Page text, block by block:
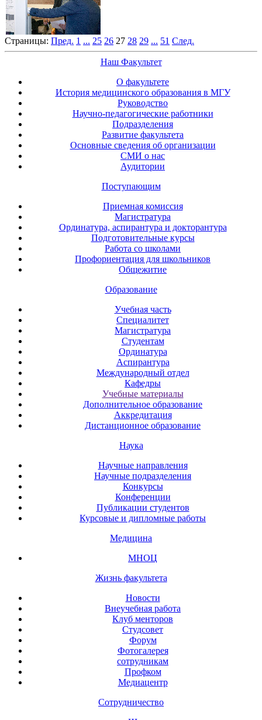
Страницы: Пред. 1 ... 25 26 27 28 29 ... 51 След.
Наш Факультет
О факультете
История медицинского образования в МГУ
Руководство
Научно-педагогические работники
Подразделения
Развитие факультета
Основные сведения об организации
СМИ о нас
Аудитории
Поступающим
Приемная комиссия
Магистратура
Ординатура, аспирантура и докторантура
Подготовительные курсы
Работа со школами
Профориентация для школьников
Общежитие
Образование
Учебная часть
Специалитет
Магистратура
Студентам
Ординатура
Аспирантура
Международный отдел
Кафедры
Учебные материалы
Дополнительное образование
Аккредитация
Дистанционное образование
Наука
Научные направления
Научные подразделения
Конкурсы
Конференции
Публикации студентов
Курсовые и дипломные работы
Медицина
МНОЦ
Жизнь факультета
Новости
Внеучебная работа
Клуб менторов
Студсовет
Форум
Фотогалерея
сотрудникам
Профком
Медиацентр
Сотрудничество